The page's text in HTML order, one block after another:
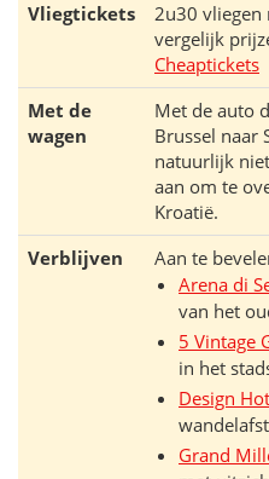
Vliegtickets
2u30 vliegen
vergelijk
Cheaptickets
Met de
wagen
Met de auto
Brussel naar
natuurlijk
aan om te
Kroatië.
Verblijven
Aan te
Arena di
van het
5 Vintage
in het
Design
Grand